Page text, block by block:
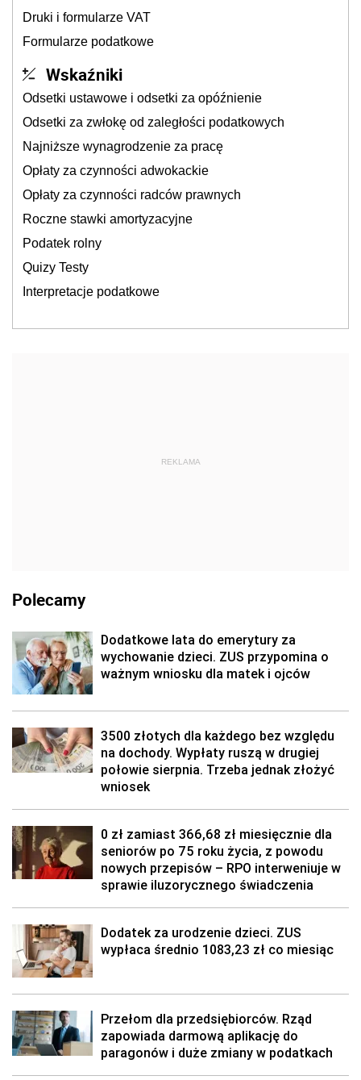
Druki i formularze VAT
Formularze podatkowe
Wskaźniki
Odsetki ustawowe i odsetki za opóźnienie
Odsetki za zwłokę od zaległości podatkowych
Najniższe wynagrodzenie za pracę
Opłaty za czynności adwokackie
Opłaty za czynności radców prawnych
Roczne stawki amortyzacyjne
Podatek rolny
Quizy Testy
Interpretacje podatkowe
REKLAMA
Polecamy
Dodatkowe lata do emerytury za
wychowanie dzieci. ZUS przypomina o
ważnym wniosku dla matek i ojców
3500 złotych dla każdego bez względu
na dochody. Wypłaty ruszą w drugiej
połowie sierpnia. Trzeba jednak złożyć
wniosek
0 zł zamiast 366,68 zł miesięcznie dla
seniorów po 75 roku życia, z powodu
nowych przepisów – RPO interweniuje w
sprawie iluzorycznego świadczenia
Dodatek za urodzenie dzieci. ZUS
wypłaca średnio 1083,23 zł co miesiąc
Przełom dla przedsiębiorców. Rząd
zapowiada darmową aplikację do
paragonów i duże zmiany w podatkach